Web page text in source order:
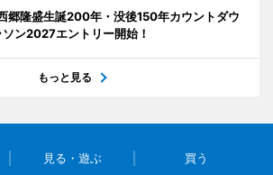
郷隆盛生誕200年・没後150年カウントダウ
ン2027エントリー開始！
もっと見る
見る・遊ぶ 買う